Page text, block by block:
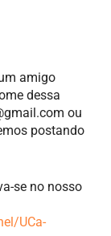
amigo
dessa
ou
postando
se no nosso
UCa-